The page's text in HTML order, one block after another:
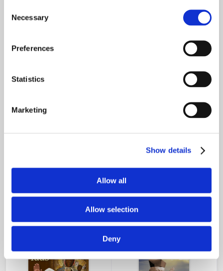
Selection
Necessary
Preferences
Statistics
Marketing
Show details
Allow all
Allow selection
Deny
promocyjnej cenie169,00 zł
drodze Chrystusa